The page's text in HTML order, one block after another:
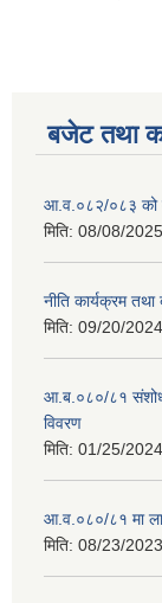
बजेट तथा
आ.व.०८२/०८३ को
मिति: 08/08/
नीति कार्यक्रम
मिति: 09/20/
आ.ब.०८०/८१
विवरण
मिति: 01/25/
आ.व.०८०/८१ मा
मिति: 08/23/